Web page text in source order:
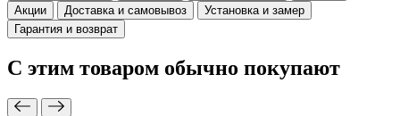
Акции
Доставка и самовывоз
Установка и замер
Гарантия и возврат
С этим товаром обычно покупают